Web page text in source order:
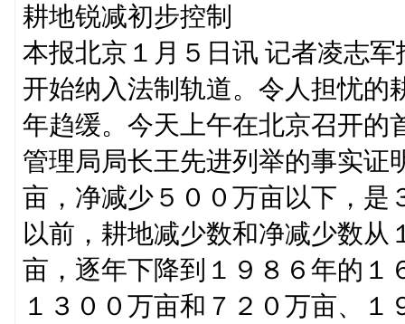
耕地锐减初步控制
本报北京１月５日讯 记者凌志
开始纳入法制轨道。令人担忧的
年趋缓。今天上午在北京召开的
管理局局长王先进列举的事实证
亩，净减少５００万亩以下，是
以前，耕地减少数和净减少数
亩，逐年下降到１９８６年的１
１３００万亩和７２０万亩、